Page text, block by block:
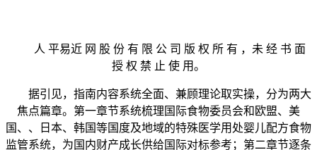
人 平易近 网 股 份 有 限 公 司 版 权 所 有 ，未 经 书 面
授 权 禁 止 使 用。
据引见，指南内容系统全面、兼顾理论取实操，分为两大
焦点篇章。第一章节系统梳理国际食物委员会和欧盟、美
国、、日本、韩国等国度及地域的特殊医学用处婴儿配方食物
监管系统，为国内财产成长供给国际对标参考；第二章节逐条